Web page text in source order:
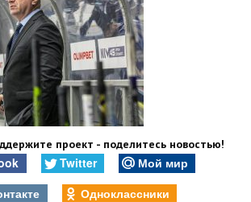
проект - поделитесь новостью!
Twitter
Мой мир
Одноклассники